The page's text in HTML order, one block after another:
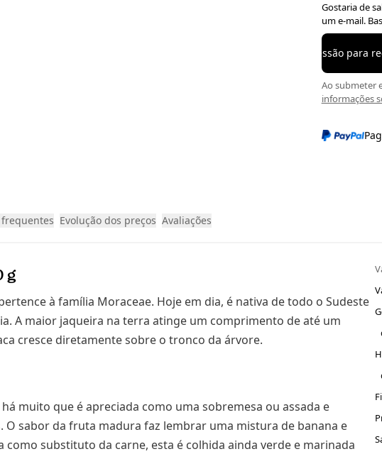
Gostaria de
um e-mail.
Iniciar sessão para
Ao submeter
informações
Evolução dos preços Avaliações
g
à família Moraceae. Hoje em dia, é nativa de todo o Sudeste
A maior jaqueira na terra atinge um comprimento de até um
cresce diretamente sobre o tronco da árvore.
muito que é apreciada como uma sobremesa ou assada e
sabor da fruta madura faz lembrar uma mistura de banana e
como substituto da carne, esta é colhida ainda verde e marinada